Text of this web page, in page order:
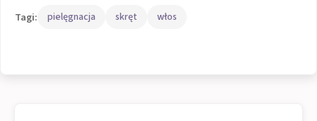
Tagi: pielęgnacja skręt włos